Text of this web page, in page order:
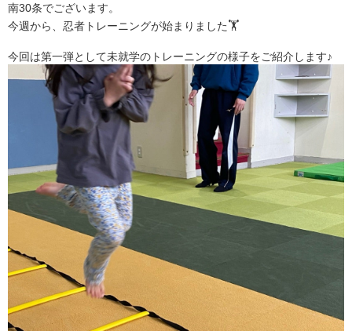
南30条でございます。
今週から、忍者トレーニングが始まりました🏋️
今回は第一弾として未就学のトレーニングの様子をご紹介します♪